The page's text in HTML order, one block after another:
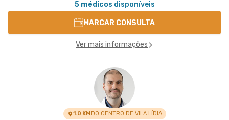
5 médicos disponíveis
MARCAR CONSULTA
Ver mais informações
1.0 KMDO CENTRO DE VILA LÍDIA